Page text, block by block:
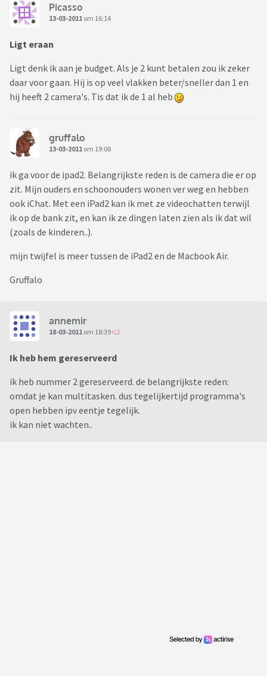
Picasso
13-03-2011 om 16:14
Ligt eraan
Ligt denk ik aan je budget. Als je 2 kunt betalen zou ik zeker
daar voor gaan. Hij is op veel vlakken beter/sneller dan 1 en
hij heeft 2 camera's. Tis dat ik de 1 al heb
gruffalo
13-03-2011 om 19:08
ik ga voor de ipad2. Belangrijkste reden is de camera die er op
zit. Mijn ouders en schoonouders wonen ver weg en hebben
ook iChat. Met een iPad2 kan ik met ze videochatten terwijl
ik op de bank zit, en kan ik ze dingen laten zien als ik dat wil
(zoals de kinderen..).
mijn twijfel is meer tussen de iPad2 en de Macbook Air.
Gruffalo
annemir
18-03-2011 om 18:39
Ik heb hem gereserveerd
ik heb nummer 2 gereserveerd. de belangrijkste reden:
omdat je kan multitasken. dus tegelijkertijd programma's
open hebben ipv eentje tegelijk.
ik kan niet wachten..